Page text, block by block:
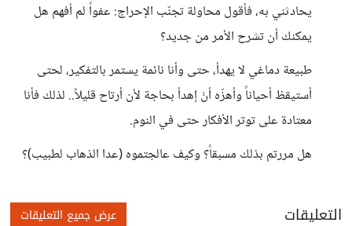
يحادثني به، فأقول محاولة تجنّب الإحراج: عفواً لم أفهم هل
يمكنك أن تشرح الأمر من جديد؟
طبيعة دماغي لا يهدأ، حتى وأنا نائمة يستمر بالتفكير، لحتى
أستيقظ أحياناً وأهزّه أنْ إهدأ بحاجة لأن أرتاح قليلاً.. لذلك فأنا
معتادة على توتر الأفكار حتى في النوم.
هل مررتم بذلك مسبقاً؟ وكيف عالجتموه (عدا الذهاب لطبيب)؟
التعليقات عرض جميع التعليقات